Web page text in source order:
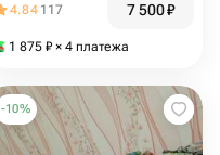
4.84 117 7 500₽
1 875 ₽ × 4 платежа
-10%